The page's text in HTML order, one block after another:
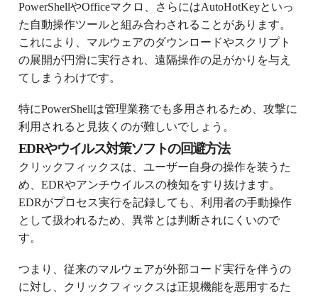
PowerShellやOfficeマクロ、さらにはAutoHotKeyといっ
た自動操作ツールと組み合わされることがあります。
これにより、マルウェアのダウンロードやスクリプト
の展開が円滑に実行され、遠隔操作の足がかりを与え
てしまうわけです。
特にPowerShellは管理業務でも多用されるため、攻撃に
利用されると見抜くのが難しいでしょう。
EDRやウイルス対策ソフトの回避方法
クリックフィックスは、ユーザー自身の操作を装うた
め、EDRやアンチウイルスの検知をすり抜けます。
EDRがプロセス実行を記録しても、利用者の手動操作
として扱われるため、異常とは判断されにくいので
す。
つまり、従来のマルウェアが外部コード実行を伴うの
に対し、クリックフィックスは正規機能を悪用するた